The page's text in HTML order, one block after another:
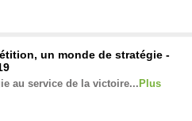
un monde de stratégie -
au service de la victoire... Plus